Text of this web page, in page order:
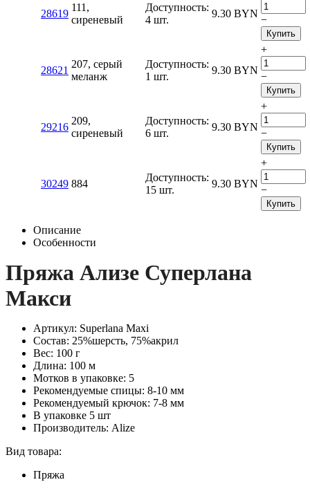
28619
111,
сиреневый
Доступность:
4 шт.
9.30 BYN
−
Купить
28621
207, серый
меланж
Доступность:
1 шт.
9.30 BYN
+
−
Купить
29216
209,
сиреневый
Доступность:
6 шт.
9.30 BYN
+
−
Купить
30249 884
Доступность:
15 шт.
9.30 BYN
+
−
Купить
Описание
Особенности
Пряжа Ализе Суперлана
Макси
Артикул: Superlana Maxi
Состав: 25%шерсть, 75%акрил
Вес: 100 г
Длина: 100 м
Мотков в упаковке: 5
Рекомендуемые спицы: 8-10 мм
Рекомендуемый крючок: 7-8 мм
В упаковке 5 шт
Производитель: Alize
Вид товара:
Пряжа